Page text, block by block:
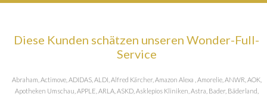
Diese Kunden schätzen unseren Wonder-Full-
Service
Abraham, Actimove, ADIDAS, ALDI, Alfred Kärcher, Amazon Alexa , Amorelie, ANWR, AOK,
Apotheken Umschau, APPLE, ARLA, ASKD, Asklepios Kliniken, Astra, Bader, Bäderland,